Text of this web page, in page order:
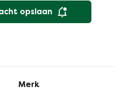
opslaan
Merk